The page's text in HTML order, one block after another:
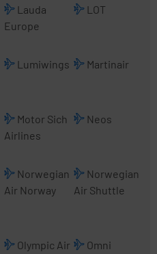
Lauda
Europe
LOT
Lumiwings Martinair
Motor Sich
Airlines
Neos
Norwegian
Air Norway
Norwegian
Air Shuttle
Olympic Air
Omni